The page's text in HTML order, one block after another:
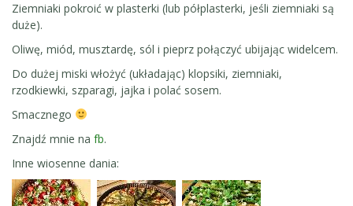
Ziemniaki pokroić w plasterki (lub półplasterki, jeśli ziemniaki są
duże).
Oliwę, miód, musztardę, sól i pieprz połączyć ubijając widelcem.
Do dużej miski włożyć (układając) klopsiki, ziemniaki,
rzodkiewki, szparagi, jajka i polać sosem.
Smacznego
Znajdź mnie na fb.
Inne wiosenne dania: